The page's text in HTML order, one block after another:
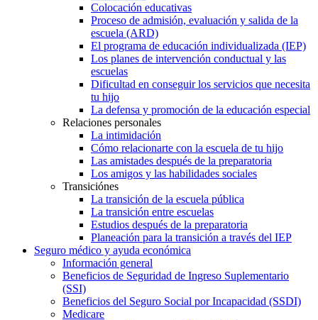
Colocación educativas
Proceso de admisión, evaluación y salida de la
escuela (ARD)
El programa de educación individualizada (IEP)
Los planes de intervención conductual y las
escuelas
Dificultad en conseguir los servicios que necesita
tu hijo
La defensa y promoción de la educación especial
Relaciones personales
La intimidación
Cómo relacionarte con la escuela de tu hijo
Las amistades después de la preparatoria
Los amigos y las habilidades sociales
Transiciónes
La transición de la escuela pública
La transición entre escuelas
Estudios después de la preparatoria
Planeación para la transición a través del IEP
Seguro médico y ayuda económica
Información general
Beneficios de Seguridad de Ingreso Suplementario
(SSI)
Beneficios del Seguro Social por Incapacidad (SSDI)
Medicare